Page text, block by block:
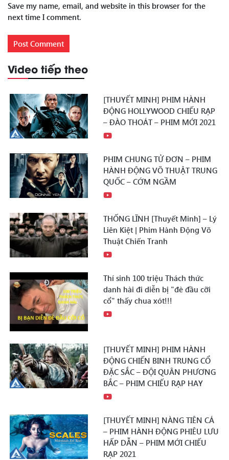
Save my name, email, and website in this browser for the
next time I comment.
Video tiếp theo
[THUYẾT MINH] PHIM HÀNH
ĐỘNG HOLLYWOOD CHIẾU RẠP
– ĐÀO THOÁT – PHIM MỚI 2021
PHIM CHUNG TỬ ĐƠN – PHIM
HÀNH ĐỘNG VÕ THUẬT TRUNG
QUỐC – CỚM NGẦM
THỐNG LĨNH [Thuyết Minh] – Lý
Liên Kiệt | Phim Hành Động Võ
Thuật Chiến Tranh
Thí sinh 100 triệu Thách thức
danh hài đi diễn bị "đè đầu cỡi
cổ" thấy chua xót!!!
[THUYẾT MINH] PHIM HÀNH
ĐỘNG CHIẾN BINH TRUNG CỔ
ĐẶC SẮC – ĐỘI QUÂN PHƯƠNG
BẮC – PHIM CHIẾU RẠP HAY
[THUYẾT MINH] NÀNG TIÊN CÁ
– PHIM HÀNH ĐỘNG PHIÊU LƯU
HẤP DẪN – PHIM MỚI CHIẾU
RẠP 2021